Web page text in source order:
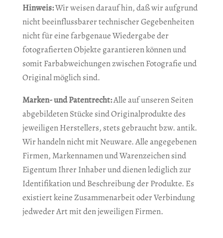
Hinweis:Wir weisen darauf hin, daß wir aufgrund
nicht beeinflussbarer technischer Gegebenheiten
nicht für eine farbgenaue Wiedergabe der
fotografierten Objekte garantieren können und
somit Farbabweichungen zwischen Fotografie und
Original möglich sind.
Marken- und Patentrecht:Alle auf unseren Seiten
abgebildeten Stücke sind Originalprodukte des
jeweiligen Herstellers, stets gebraucht bzw. antik.
Wir handeln nicht mit Neuware. Alle angegebenen
Firmen, Markennamen und Warenzeichen sind
Eigentum Ihrer Inhaber und dienen lediglich zur
Identifikation und Beschreibung der Produkte. Es
existiert keine Zusammenarbeit oder Verbindung
jedweder Art mit den jeweiligen Firmen.